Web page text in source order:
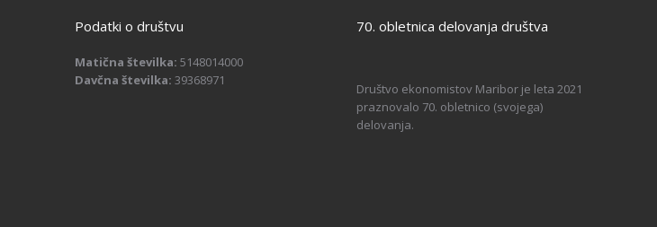
Podatki o društvu
Matična številka: 5148014000
Davčna številka: 39368971
70. obletnica delovanja društva
Društvo ekonomistov Maribor je leta 2021
praznovalo 70. obletnico (svojega)
delovanja.